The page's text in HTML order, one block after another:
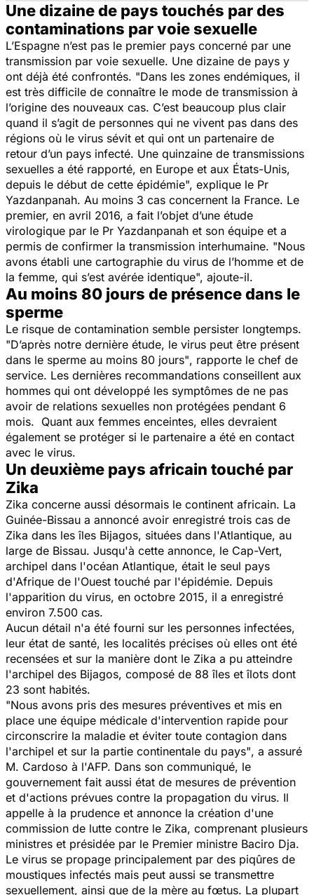
Une dizaine de pays touchés par des
contaminations par voie sexuelle
L’Espagne n’est pas le premier pays concerné par une
transmission par voie sexuelle. Une dizaine de pays y
ont déjà été confrontés. "Dans les zones endémiques, il
est très difficile de connaître le mode de transmission à
l’origine des nouveaux cas. C’est beaucoup plus clair
quand il s’agit de personnes qui ne vivent pas dans des
régions où le virus sévit et qui ont un partenaire de
retour d’un pays infecté. Une quinzaine de transmissions
sexuelles a été rapporté, en Europe et aux États-Unis,
depuis le début de cette épidémie", explique le Pr
Yazdanpanah. Au moins 3 cas concernent la France. Le
premier, en avril 2016, a fait l’objet d’une étude
virologique par le Pr Yazdanpanah et son équipe et a
permis de confirmer la transmission interhumaine. "Nous
avons établi une cartographie du virus de l’homme et de
la femme, qui s’est avérée identique", ajoute-il.
Au moins 80 jours de présence dans le
sperme
Le risque de contamination semble persister longtemps.
"D’après notre dernière étude, le virus peut être présent
dans le sperme au moins 80 jours", rapporte le chef de
service. Les dernières recommandations conseillent aux
hommes qui ont développé les symptômes de ne pas
avoir de relations sexuelles non protégées pendant 6
mois. Quant aux femmes enceintes, elles devraient
également se protéger si le partenaire a été en contact
avec le virus.
Un deuxième pays africain touché par
Zika
Zika concerne aussi désormais le continent africain. La
Guinée-Bissau a annoncé avoir enregistré trois cas de
Zika dans les îles Bijagos, situées dans l'Atlantique, au
large de Bissau. Jusqu'à cette annonce, le Cap-Vert,
archipel dans l'océan Atlantique, était le seul pays
d'Afrique de l'Ouest touché par l'épidémie. Depuis
l'apparition du virus, en octobre 2015, il a enregistré
environ 7.500 cas.
Aucun détail n'a été fourni sur les personnes infectées,
leur état de santé, les localités précises où elles ont été
recensées et sur la manière dont le Zika a pu atteindre
l'archipel des Bijagos, composé de 88 îles et îlots dont
23 sont habités.
"Nous avons pris des mesures préventives et mis en
place une équipe médicale d'intervention rapide pour
circonscrire la maladie et éviter toute contagion dans
l'archipel et sur la partie continentale du pays", a assuré
M. Cardoso à l'AFP. Dans son communiqué, le
gouvernement fait aussi état de mesures de prévention
et d'actions prévues contre la propagation du virus. Il
appelle à la prudence et annonce la création d'une
commission de lutte contre le Zika, comprenant plusieurs
ministres et présidée par le Premier ministre Baciro Dja.
Le virus se propage principalement par des piqûres de
moustiques infectés mais peut aussi se transmettre
sexuellement, ainsi que de la mère au fœtus. La plupart